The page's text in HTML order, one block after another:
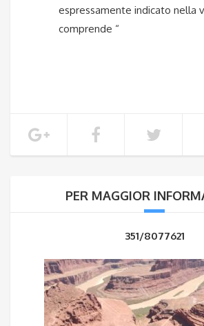
espressamente indicato nella
comprende “
PER MAGGIOR
351/8077621